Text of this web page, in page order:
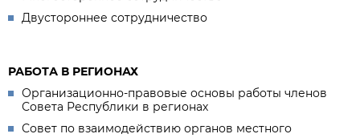
Двустороннее сотрудничество
РАБОТА В РЕГИОНАХ
Организационно-правовые основы работы членов
Совета Республики в регионах
Совет по взаимодействию органов местного